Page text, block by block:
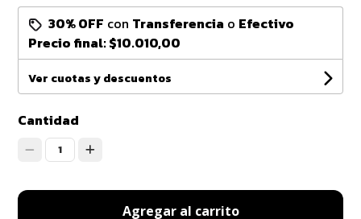
30% OFF con Transferencia o Efectivo
Precio final:$10.010,00
Ver cuotas y descuentos
Cantidad
1
Agregar al carrito